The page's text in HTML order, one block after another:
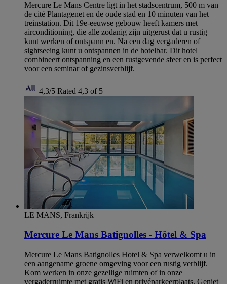
Mercure Le Mans Centre ligt in het stadscentrum, 500 m van
de cité Plantagenet en de oude stad en 10 minuten van het
treinstation. Dit 19e-eeuwse gebouw heeft kamers met
airconditioning, die alle zodanig zijn uitgerust dat u rustig
kunt werken of ontspann en. Na een dag vergaderen of
sightseeing kunt u ontspannen in de hotelbar. Dit hotel
combineert ontspanning en een rustgevende sfeer en is perfect
voor een seminar of gezinsverblijf.
4,3/5 Rated 4,3 of 5
LE MANS, Frankrijk
Mercure Le Mans Batignolles - Hôtel & Spa
Mercure Le Mans Batignolles Hotel & Spa verwelkomt u in
een aangename groene omgeving voor een rustig verblijf.
Kom werken in onze gezellige ruimten of in onze
vergaderruimte met gratis WiFi en privéparkeerplaats. Geniet